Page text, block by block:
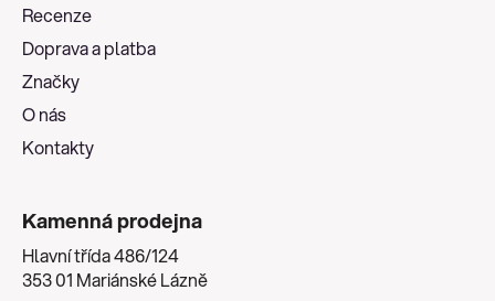
Recenze
Doprava a platba
Značky
O nás
Kontakty
Kamenná prodejna
Hlavní třída 486/124
353 01 Mariánské Lázně